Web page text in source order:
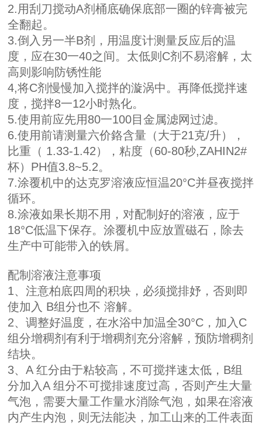
2.用刮刀搅动A剂桶底确保底部一圈的锌膏被完
全翻起。
3.倒入另一半B剂，用温度计测量反应后的温
度，应在30一40之间。太低则C剂不易溶解，太
高则影响防锈性能
4,将C剂慢慢加入搅拌的漩涡中。再降低搅拌速
度，搅拌8一12小时熟化。
5.使用前应先用80一100目金属滤网过滤。
6.使用前请测量六价鉻含量（大于21克/升），
比重（ 1.33-1.42），粘度（60-80秒,ZAHIN2#
杯）PH值3.8~5.2。
7.涂覆机中的达克罗溶液应恒温20°C并昼夜搅拌
循环。
8.涂液如果长期不用，对配制好的溶液，应于
18°C低温下保存。涂覆机中应放置磁石，除去
生产中可能带入的铁屑。
配制溶液注意事项
1、注意柏底四周的积块，必须搅排妤，否则即
使加入 B组分也不 溶解。
2、调整好温度，在水浴中加温全30°C，加入C
组分增稠剂有利于增稠剂充分溶解，预防增稠剂
结块。
3、A 红分由于粘较高，不可搅拌速太低，B组
分加入A 组分不可搅排速度过高，否则产生大量
气泡，需要大量工作量水消除气泡，如果在溶液
内产生内泡，则无法能决，加工山来的工件表面